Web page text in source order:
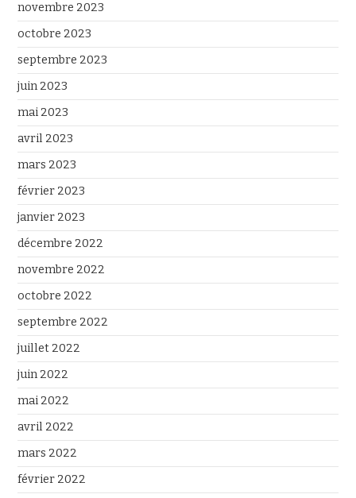
novembre 2023
octobre 2023
septembre 2023
juin 2023
mai 2023
avril 2023
mars 2023
février 2023
janvier 2023
décembre 2022
novembre 2022
octobre 2022
septembre 2022
juillet 2022
juin 2022
mai 2022
avril 2022
mars 2022
février 2022